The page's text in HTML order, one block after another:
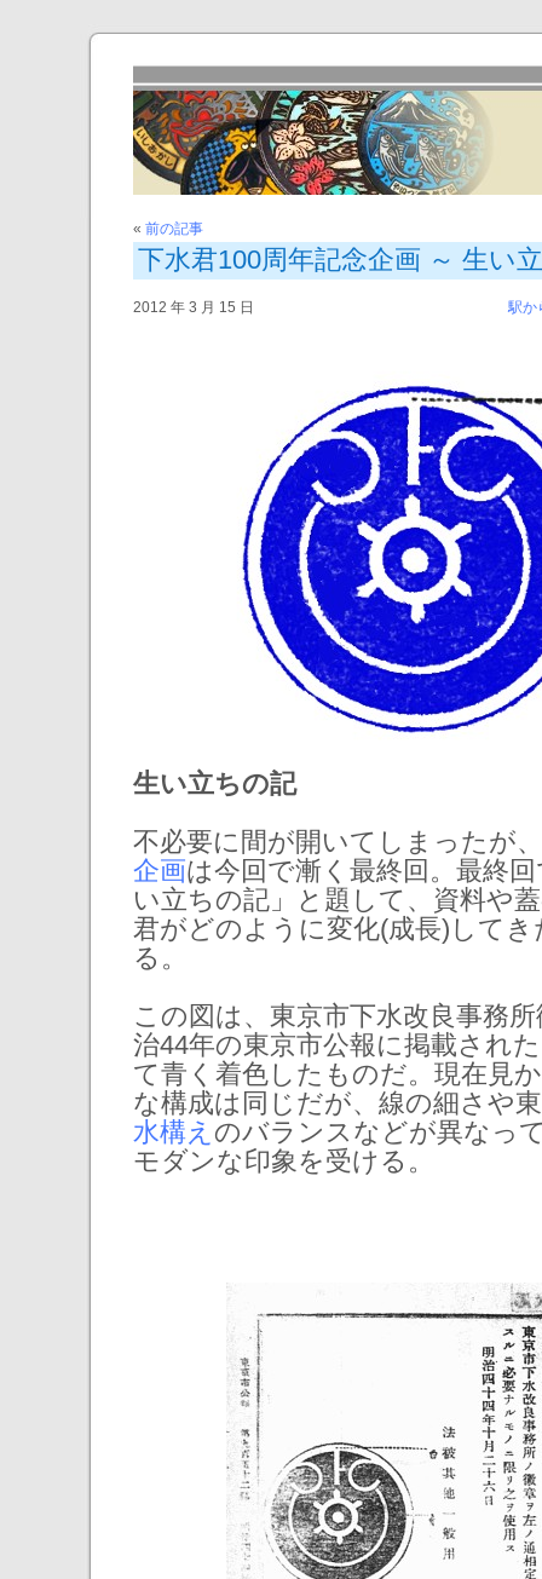
« 前の記事
下水君100周年記念企画 ～ 生い
2012 年 3 月 15 日 駅か
生い立ちの記
不必要に間が開いてしまったが、
企画は今回で漸く最終回。最終
い立ちの記」と題して、資料や
君がどのように変化(成長)して
る。
この図は、東京市下水改良事務
治44年の東京市公報に掲載され
て青く着色したものだ。現在見
な構成は同じだが、線の細さや
水構え のバランスなどが異なっ
モダンな印象を受ける。